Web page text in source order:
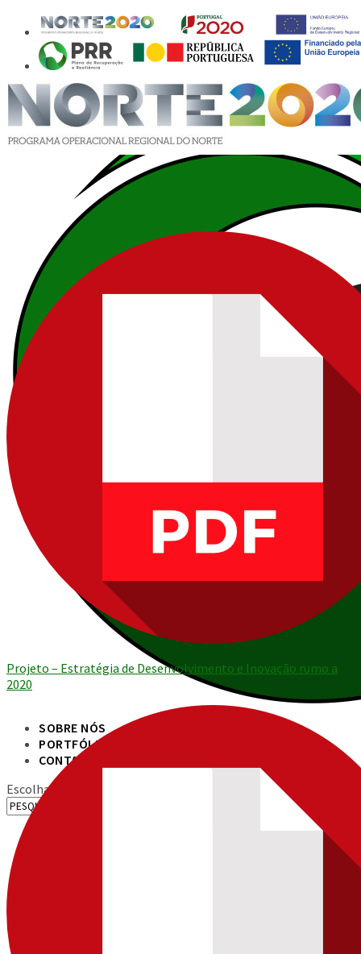
SOBRE NÓS
PORTFÓLIO
CONTACTOS
Escolha uma Página
Projeto – Estratégia de Desenvolvimento e Inovação rumo a
2020